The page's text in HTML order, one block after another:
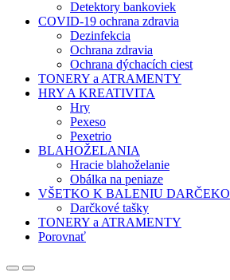
Detektory bankoviek
COVID-19 ochrana zdravia
Dezinfekcia
Ochrana zdravia
Ochrana dýchacích ciest
TONERY a ATRAMENTY
HRY A KREATIVITA
Hry
Pexeso
Pexetrio
BLAHOŽELANIA
Hracie blahoželanie
Obálka na peniaze
VŠETKO K BALENIU
Darčkové tašky
TONERY a ATRAMENTY
Porovnať
OpenClose